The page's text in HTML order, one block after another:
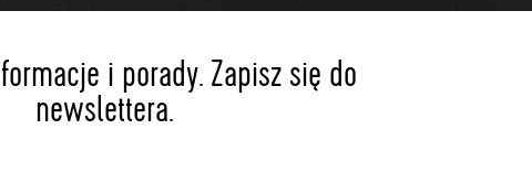
i porady. Zapisz się do
newslettera.